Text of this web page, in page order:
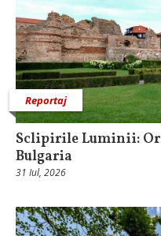
Reportaj
Sclipirile Luminii:
Bulgaria
31 Iul, 2026